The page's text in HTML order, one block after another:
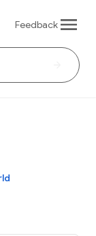
Feedback